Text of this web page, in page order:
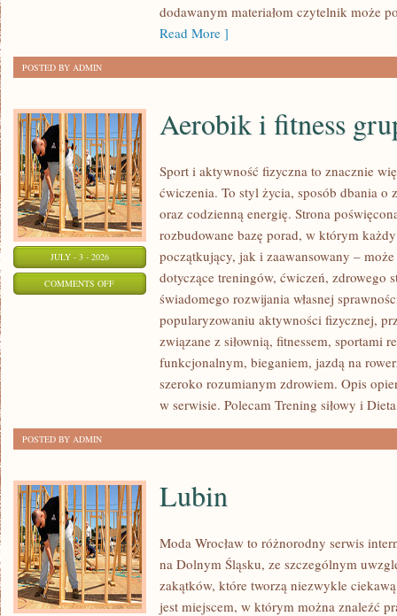
dodawanym materiałom czytelnik może
Read More ]
POSTED BY ADMIN
JULY - 3 - 2026
COMMENTS OFFON
Aerobik i fitness
Sport i aktywność fizyczna to znacznie
ćwiczenia. To styl życia, sposób dbania o
oraz codzienną energię. Strona
rozbudowane bazę porad, w którym
początkujący, jak i zaawansowany –
dotyczące treningów, ćwiczeń, zdrowego
świadomego rozwijania własnej
popularyzowaniu aktywności fizycznej,
związane z siłownią, fitnessem, sportami
funkcjonalnym, bieganiem, jazdą na
szeroko rozumianym zdrowiem. Opis
w serwisie. Polecam Trening siłowy i
POSTED BY ADMIN
Lubin
Moda Wrocław to różnorodny serwis
na Dolnym Śląsku, ze szczególnym
zakątków, które tworzą niezwykle
jest miejscem, w którym można znaleźć